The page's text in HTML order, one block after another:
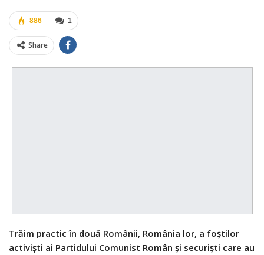
1
886
Share
Trăim practic în două Românii, România lor, a foştilor
activişti ai Partidului Comunist Român şi securişti care au